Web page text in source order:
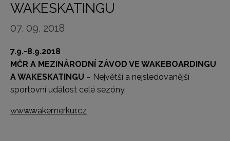
WAKESKATINGU
07. 09. 2018
7.9.-8.9.2018
MČR A MEZINÁRODNÍ ZÁVOD VE WAKEBOARDINGU
A WAKESKATINGU – Největší a nejsledovanější
sportovní událost celé sezóny.
www.wakemerkur.cz